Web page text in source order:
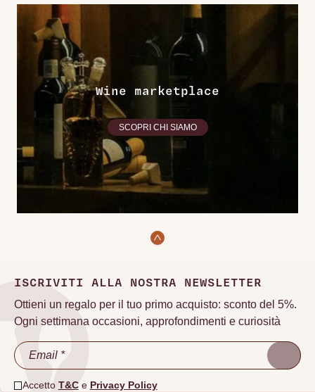
Wine marketplace
SCOPRI CHI SIAMO
ISCRIVITI ALLA NOSTRA NEWSLETTER
Ottieni un regalo per il tuo primo acquisto: sconto del 5%.
Ogni settimana occasioni, approfondimenti e curiosità
Accetto T&Ce Privacy Policy